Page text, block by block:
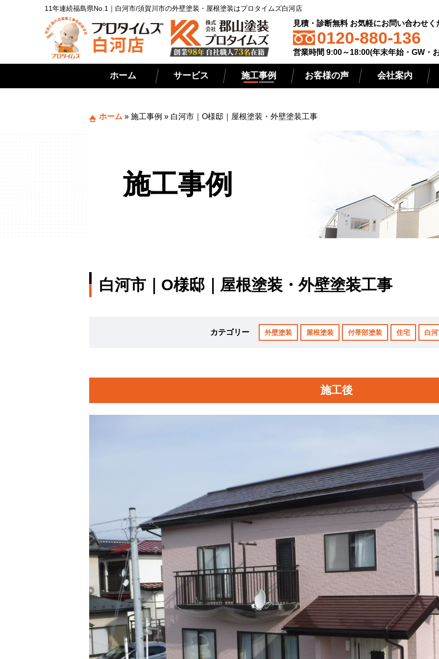
11年連続福島県No.1｜白河市/須賀川市の外壁塗装・屋根塗装はプロタイムズ白河店
見積・診断無料 お気軽にお問い合わせく
0120-880-136
営業時間 9:00～18:00(年末年始・GW・
ホーム サービス 施工事例 お客様の声 会社案内
ホーム » 施工事例 » 白河市｜O様邸｜屋根塗装・外壁塗装工事
施工事例
白河市｜O様邸｜屋根塗装・外壁塗装工事
カテゴリー 外壁塗装 屋根塗装 付帯部塗装 住宅 白
施工後